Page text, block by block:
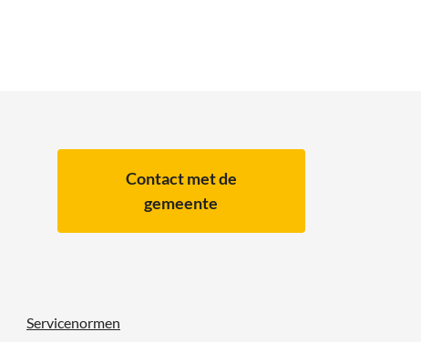
Contact met de
gemeente
Servicenormen